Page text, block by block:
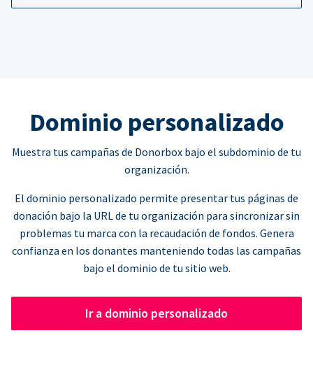
Dominio personalizado
Muestra tus campañas de Donorbox bajo el subdominio de tu
organización.
El dominio personalizado permite presentar tus páginas de
donación bajo la URL de tu organización para sincronizar sin
problemas tu marca con la recaudación de fondos. Genera
confianza en los donantes manteniendo todas las campañas
bajo el dominio de tu sitio web.
Ir a dominio personalizado